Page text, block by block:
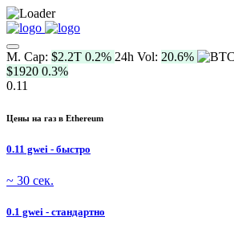
M. Cap: $2.2T 0.2% 24h Vol: 20.6%
$1920 0.3%
0.11
Цены на газ в Ethereum
0.11 gwei - быстро
~ 30 сек.
0.1 gwei - стандартно